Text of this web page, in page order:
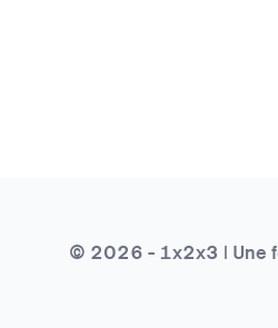
© 2026 - 1x2x3 | Une